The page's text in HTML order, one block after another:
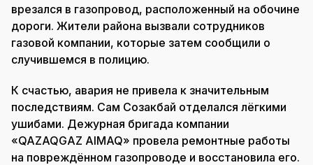
врезался в газопровод, расположенный на обочине
дороги. Жители района вызвали сотрудников
газовой компании, которые затем сообщили о
случившемся в полицию.
К счастью, авария не привела к значительным
последствиям. Сам Созакбай отделался лёгкими
ушибами. Дежурная бригада компании
«QAZAQGAZ AIMAQ» провела ремонтные работы
на повреждённом газопроводе и восстановила его.